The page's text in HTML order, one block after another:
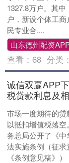
1327.8万户。其
户，新设个体工
民专业合....
山东德州配资
查看：68 分类：
诚信双赢APP
税贷款利息及
市场一度期待的
以抵扣增值税落
务总局公开了《
法实施条例（征
《条例意见稿》